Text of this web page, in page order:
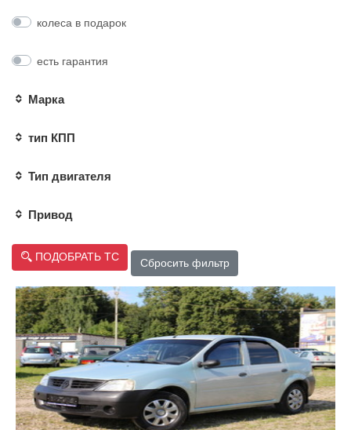
колеса в подарок
есть гарантия
Марка
тип КПП
Тип двигателя
Привод
ПОДОБРАТЬ ТС Сбросить фильтр